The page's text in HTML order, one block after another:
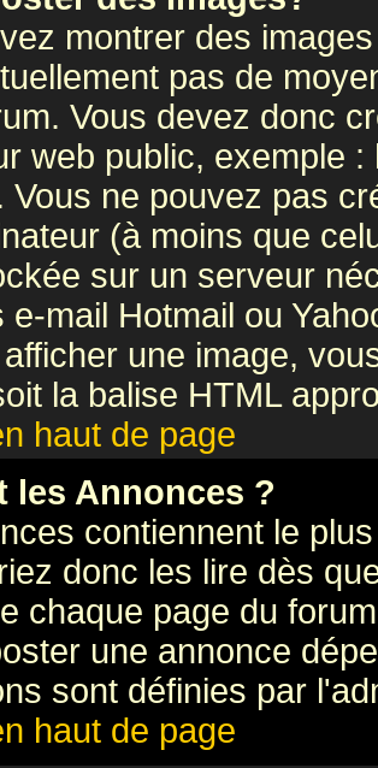
montrer des
pas de
Vous devez donc
web public, exemple
Vous ne pouvez pas
(à moins que
sur un serveur
e-mail Hotmail ou
une image,
la balise HTML
haut de page
les Annonces ?
contiennent le
donc les lire dès
chaque page du
une annonce
sont définies par
haut de page